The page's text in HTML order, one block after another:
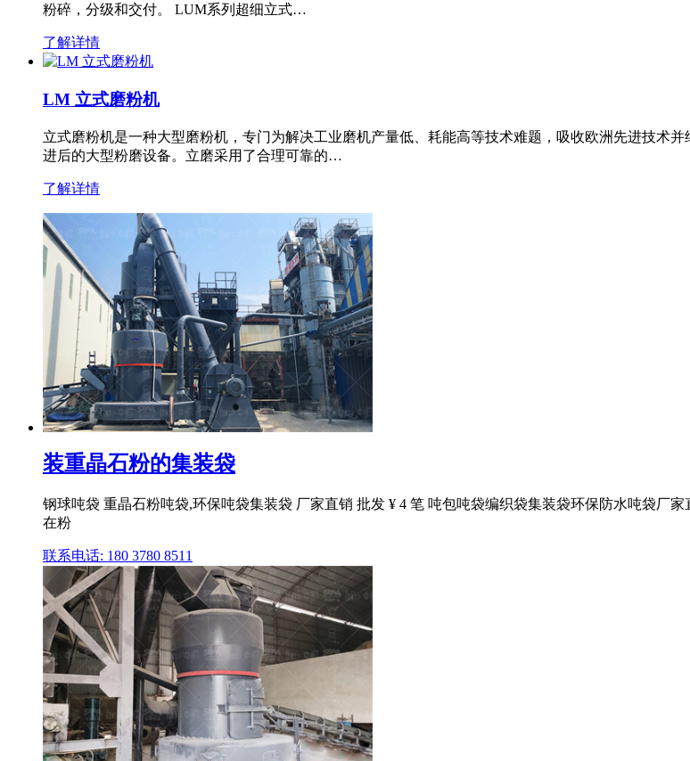
粉碎，分级和交付。 LUM系列超细立式…
了解详情
LM 立式磨粉机
立式磨粉机是一种大型磨粉机，专门为解决工业磨机产量低、耗能高等技术难题，吸收欧洲先进技术
进后的大型粉磨设备。立磨采用了合理可靠的…
了解详情
装重晶石粉的集装袋
钢球吨袋 重晶石粉吨袋,环保吨袋集装袋 厂家直销 批发 ¥ 4 笔 吨包吨袋编织袋集装袋环保防水吨袋厂
在粉
联系电话: 180 3780 8511